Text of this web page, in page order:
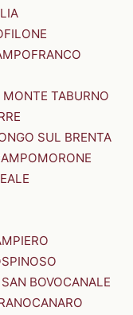
TABURNO
SUL BRENTA
BOVOCANALE
CANARO